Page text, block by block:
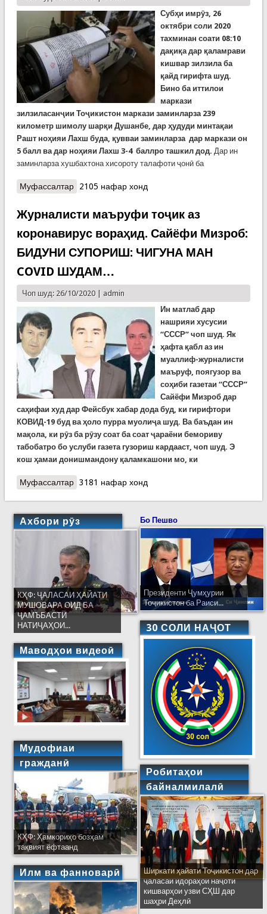
Субҳи имрӯз, 26
октябри соли 2020
тахминан соати 08:10
дақиқа дар қаламрави
кишвар зилзила ба
қайд гирифта шуд.
Бино ба иттилои
маркази
зилзиласанҷии Тоҷикистон маркази заминларза 239
километр шимолу шарқи Душанбе, дар ҳудуди минтақаи
Рашт ноҳияи Лахш буда, қувваи заминларза дар маркази он
5 балл ва дар ноҳияи Лахш 3-4 баллро ташкил дод. Дар ин
заминларза хушбахтона хисороту талафоти ҷонӣ ба
Муфассалтаро Заминларза дар Рашт. 5 балл дар маркази он.
2105 нафар хонд
Журналисти маъруфи тоҷик аз
коронавирус вораҳид. Сайёфи Мизроб:
БИДУНИ СУПОРИШ: ЧИГУНА МАН
COVID ШУДАМ…
Чоп шуд: 26/10/2020 | admin
Ин матлаб дар
нашрияи хусусии
“СССР” чоп шуд. Як
ҳафта қабл аз ин
муаллиф-журналисти
маъруф, поягузор ва
соҳиби газетаи “СССР”
Сайёфи Мизроб дар
саҳифаи худ дар Фейсбук хабар дода буд, ки гирифтори
КОВИД-19 буд ва ҳоло пурра муолиҷа шуд. Ва баъдан ин
мақола, ки рӯз ба рӯзу соат ба соат ҷараёни бемориву
табобатро бо услуби газета гузориш кардааст, чоп шуд. Э
кош ҳамаи донишмандону қаламкашони мо, ки
Муфассалтаро Журналисти маъруфи тоҷик аз коронавирус
3181 нафар хонд
Ахбори рӯз
КҲФ: ҶАЛАСАИ ҲАЙАТИ
МУШОВАРА ОИД БА
ҶАМЪБАСТИ
НАТИҶАҲОИ...
Маводҳои видеоӣ
Мудофиаи
гражданӣ
КҲФ: Ҳамкориҳо бозҳам
тақвият ёфтаанд
Илм ва фанноварӣ
Бо Пешво
Президенти Ҷумҳурии
Тоҷикистон ба Раиси...
30 СОЛИ НАҶОТ
Робитаҳои
байналмилалӣ
Ширкати ҳайати Тоҷикистон дар
ҷаласаи идораҳои наҷоти
кишварҳои узви СҲШ дар
шаҳри Деҳлӣ